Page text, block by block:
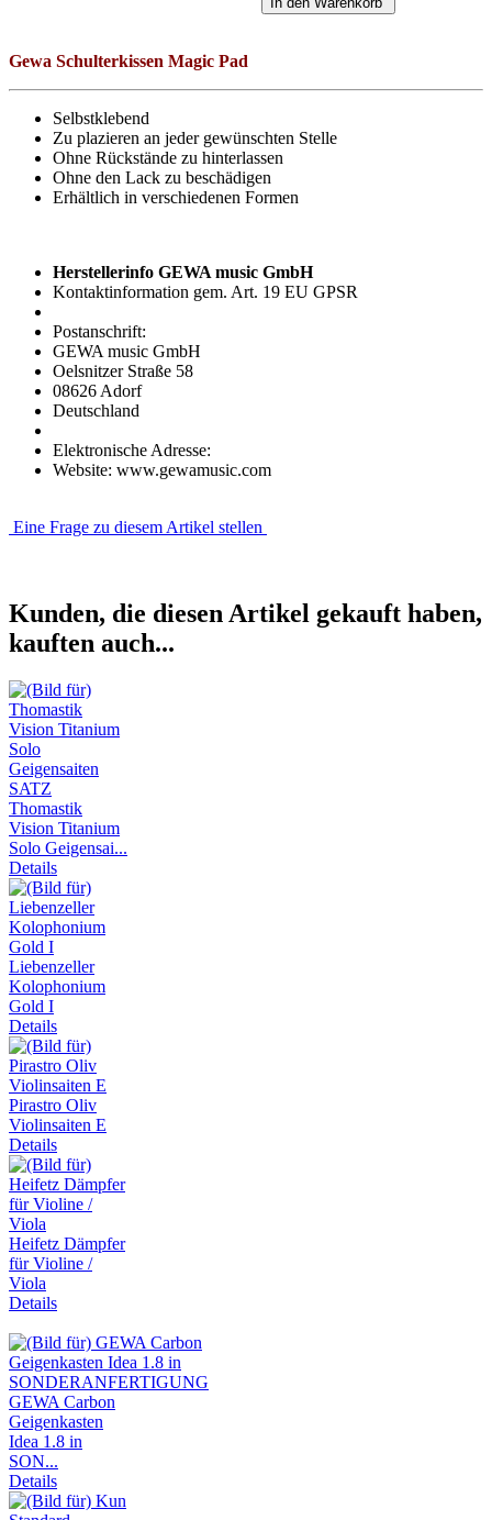
Gewa Schulterkissen Magic Pad
Selbstklebend
Zu plazieren an jeder gewünschten Stelle
Ohne Rückstände zu hinterlassen
Ohne den Lack zu beschädigen
Erhältlich in verschiedenen Formen
Herstellerinfo GEWA music GmbH
Kontaktinformation gem. Art. 19 EU GPSR
Postanschrift:
GEWA music GmbH
Oelsnitzer Straße 58
08626 Adorf
Deutschland
Elektronische Adresse:
Website: www.gewamusic.com
Eine Frage zu diesem Artikel stellen
Kunden, die diesen Artikel gekauft haben,
kauften auch...
Thomastik
Vision Titanium
Solo Geigensai...
Details
Liebenzeller
Kolophonium
Gold I
Details
Pirastro Oliv
Violinsaiten E
Details
Heifetz Dämpfer
für Violine /
Viola
Details
GEWA Carbon
Geigenkasten
Idea 1.8 in
SON...
Details